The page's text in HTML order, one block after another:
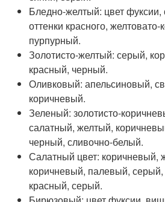
Бледно-желтый: цвет
оттенки красного,
пурпурный.
Золотисто-желтый: серый,
красный, черный.
Оливковый: апельсиновый,
коричневый.
Зеленый: золотисто-
салатный, желтый,
черный, сливочно-белый.
Салатный цвет: коричневый,
коричневый, палевый,
красный, серый.